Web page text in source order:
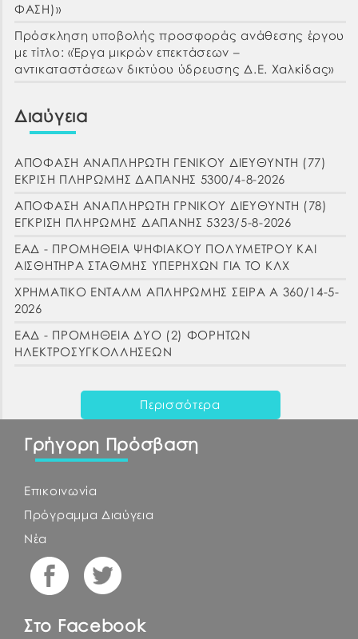
ΦΑΣΗ)»
Πρόσκληση υποβολής προσφοράς ανάθεσης έργου
με τίτλο: «Έργα μικρών επεκτάσεων –
αντικαταστάσεων δικτύου ύδρευσης Δ.Ε. Χαλκίδας»
Διαύγεια
ΑΠΟΦΑΣΗ ΑΝΑΠΛΗΡΩΤΗ ΓΕΝΙΚΟΥ ΔΙΕΥΘΥΝΤΗ (77)
ΕΚΡΙΣΗ ΠΛΗΡΩΜΗΣ ΔΑΠΑΝΗΣ 5300/4-8-2026
ΑΠΟΦΑΣΗ ΑΝΑΠΛΗΡΩΤΗ ΓΡΝΙΚΟΥ ΔΙΕΥΘΥΝΤΗ (78)
ΕΓΚΡΙΣΗ ΠΛΗΡΩΜΗΣ ΔΑΠΑΝΗΣ 5323/5-8-2026
ΕΑΔ - ΠΡΟΜΗΘΕΙΑ ΨΗΦΙΑΚΟΥ ΠΟΛΥΜΕΤΡΟΥ ΚΑΙ
ΑΙΣΘΗΤΗΡΑ ΣΤΑΘΜΗΣ ΥΠΕΡΗΧΩΝ ΓΙΑ ΤΟ ΚΛΧ
ΧΡΗΜΑΤΙΚΟ ΕΝΤΑΛΜ ΑΠΛΗΡΩΜΗΣ ΣΕΙΡΑ Α 360/14-5-
2026
ΕΑΔ - ΠΡΟΜΗΘΕΙΑ ΔΥΟ (2) ΦΟΡΗΤΩΝ
ΗΛΕΚΤΡΟΣΥΓΚΟΛΛΗΣΕΩΝ
Περισσότερα
Γρήγορη Πρόσβαση
Επικοινωνία
Πρόγραμμα Διαύγεια
Νέα
Στο Facebook